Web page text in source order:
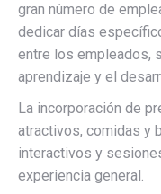
gran número de
dedicar días
entre los empleados,
aprendizaje y el
La incorporación de
atractivos, comidas y
interactivos y
experiencia general.